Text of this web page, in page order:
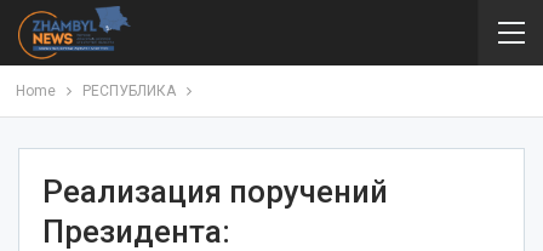
Home РЕСПУБЛИКА
Реализация поручений
Президента: